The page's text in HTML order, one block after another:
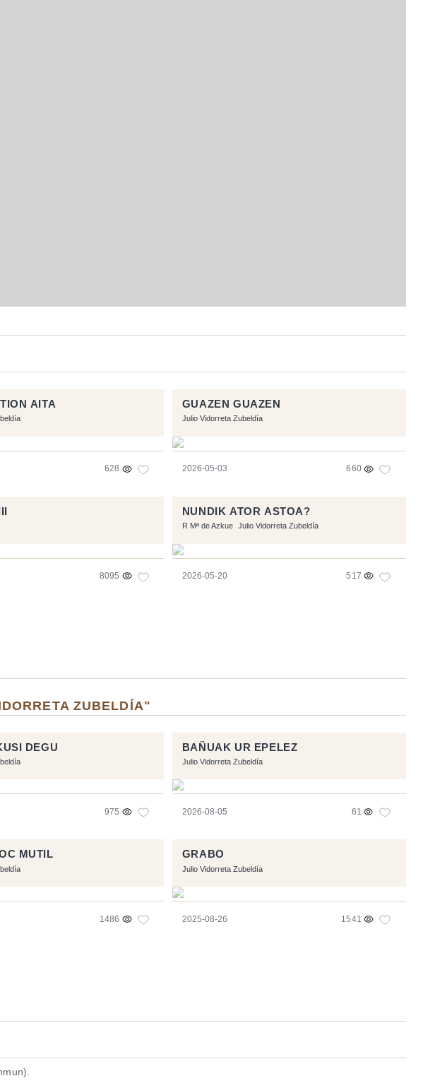
AITA
628
GUAZEN GUAZEN
Julio Vidorreta Zubeldía
2026-05-03 660
8095
NUNDIK ATOR ASTOA?
R Mª de Azkue Julio Vidorreta Zubeldía
2026-05-20 517
ZUBELDÍA"
DEGU
975
BAÑUAK UR EPELEZ
Julio Vidorreta Zubeldía
2026-08-05 61
MUTIL
1486
GRABO
Julio Vidorreta Zubeldía
2025-08-26 1541